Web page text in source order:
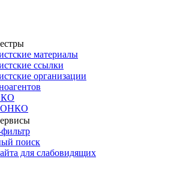
материалы
ссылки
организации
поиск
для слабовидящих